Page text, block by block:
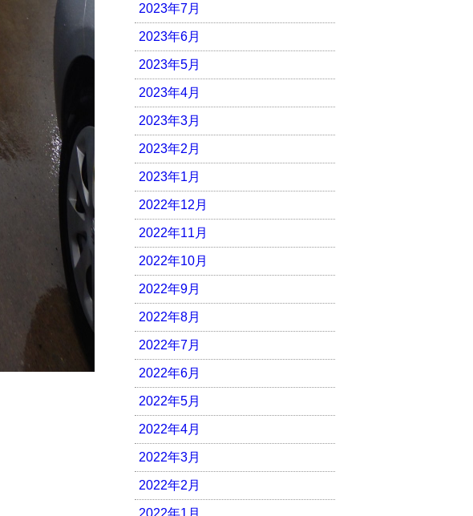
2023年7月
2023年6月
2023年5月
2023年4月
2023年3月
2023年2月
2023年1月
2022年12月
2022年11月
2022年10月
2022年9月
2022年8月
2022年7月
2022年6月
2022年5月
2022年4月
2022年3月
2022年2月
2022年1月